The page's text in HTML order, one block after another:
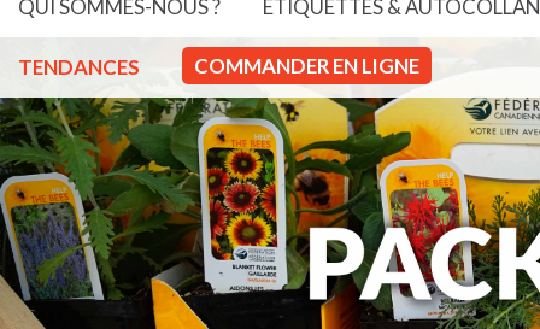
QUI SOMMES-NOUS ? ÉTIQUETTES &
TENDANCES COMMANDER EN LIGNE